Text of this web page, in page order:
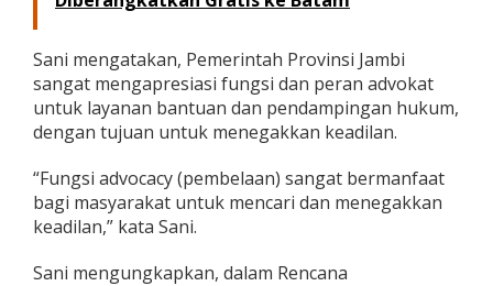
y
n
T
i
d
k
M
a
m
u
Sani mengatakan, Pemerintah Provinsi Jambi
sangat mengapresiasi fungsi dan peran advokat
untuk layanan bantuan dan pendampingan hukum,
dengan tujuan untuk menegakkan keadilan.
“Fungsi advocacy (pembelaan) sangat bermanfaat
bagi masyarakat untuk mencari dan menegakkan
keadilan,” kata Sani.
Sani mengungkapkan, dalam Rencana